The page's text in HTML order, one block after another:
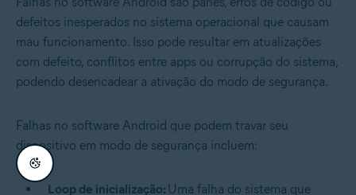
defeitos inesperados no sistema operacional que causam
mau funcionamento. Isso pode resultar em atualizações
com defeito, conflitos entre apps ou corrupção do sistema,
podendo desencadear a ativação do modo de segurança.
Falhas no software Android que podem travar seu
dispositivo em modo de segurança incluem:
Loop de inicialização: Uma falha do sistema que